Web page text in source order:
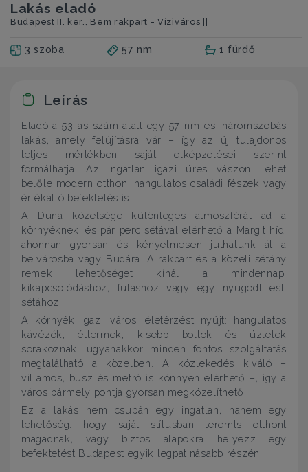
Lakás eladó
Budapest II. ker., Bem rakpart - Víziváros ||
3 szoba 57 nm 1 fürdő
Leírás
Eladó a 53-as szám alatt egy 57 nm-es, háromszobás
lakás, amely felújításra vár – így az új tulajdonos
teljes mértékben saját elképzelései szerint
formálhatja. Az ingatlan igazi üres vászon: lehet
belőle modern otthon, hangulatos családi fészek vagy
értékálló befektetés is.
A Duna közelsége különleges atmoszférát ad a
környéknek, és pár perc sétával elérhető a Margit híd,
ahonnan gyorsan és kényelmesen juthatunk át a
belvárosba vagy Budára. A rakpart és a közeli sétány
remek lehetőséget kínál a mindennapi
kikapcsolódáshoz, futáshoz vagy egy nyugodt esti
sétához.
A környék igazi városi életérzést nyújt: hangulatos
kávézók, éttermek, kisebb boltok és üzletek
sorakoznak, ugyanakkor minden fontos szolgáltatás
megtalálható a közelben. A közlekedés kiváló –
villamos, busz és metró is könnyen elérhető –, így a
város bármely pontja gyorsan megközelíthető.
Ez a lakás nem csupán egy ingatlan, hanem egy
lehetőség: hogy saját stílusban teremts otthont
magadnak, vagy biztos alapokra helyezz egy
befektetést Budapest egyik legpatinásabb részén.